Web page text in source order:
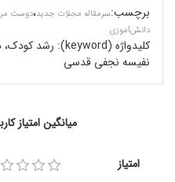
برچسب:سرمقاله مجلات جدید،دوست
دانش‌آموزی
کلیدواژه (keyword):
رشد کودک،
نفیسه نجفی قدسی
میانگین امتیاز کاربران:
امتیاز